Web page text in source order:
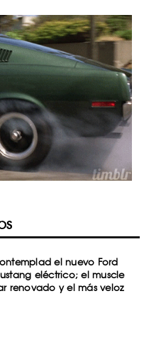
el nuevo Ford
eléctrico; el muscle
renovado y el más veloz